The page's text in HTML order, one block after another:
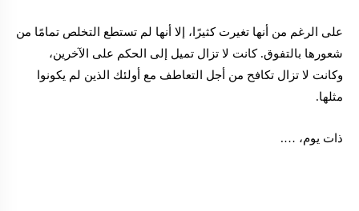
على الرغم من أنها تغيرت كثيرًا، إلا أنها لم تستطع التخلص تمامًا من
شعورها بالتفوق. كانت لا تزال تميل إلى الحكم على الآخرين،
وكانت لا تزال تكافح من أجل التعاطف مع أولئك الذين لم يكونوا
مثلها.
ذات يوم، ….